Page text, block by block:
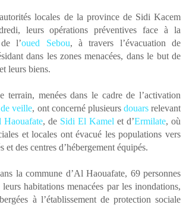
locales de la province de Sidi Kacem
leurs opérations préventives face à la
l’oued Sebou, à travers l’évacuation de
dans les zones menacées, dans le but de
leurs biens.
terrain, menées dans le cadre de l’activation
veille, ont concerné plusieurs douarsrelevant
Haouafate, de Sidi El Kamel et d’Ermilate, où
et locales ont évacué les populations vers
et des centres d’hébergement équipés.
la commune d’Al Haouafate, 69 personnes
habitations menacées par les inondations,
à l’établissement de protection sociale